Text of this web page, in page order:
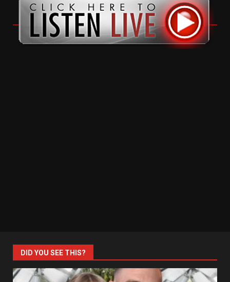
DID YOU SEE THIS?